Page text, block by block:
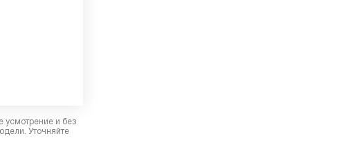
усмотрение и без
Уточняйте